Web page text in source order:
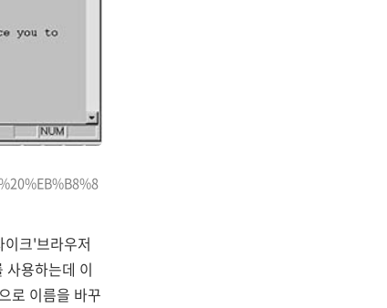
크'브라우저
용하는데 이
로 이름을 바꾸